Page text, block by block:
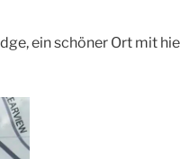
ein schöner Ort mit